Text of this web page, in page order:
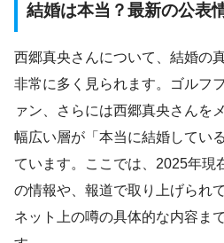
結婚は本当？最新の公表
西郷真央さんについて、結婚の
非常に多く見られます。ゴルフ
ァン、さらには西郷真央さんを
幅広い層が「本当に結婚してい
ています。ここでは、2025年現
の情報や、報道で取り上げられ
ネット上の噂の具体的な内容ま